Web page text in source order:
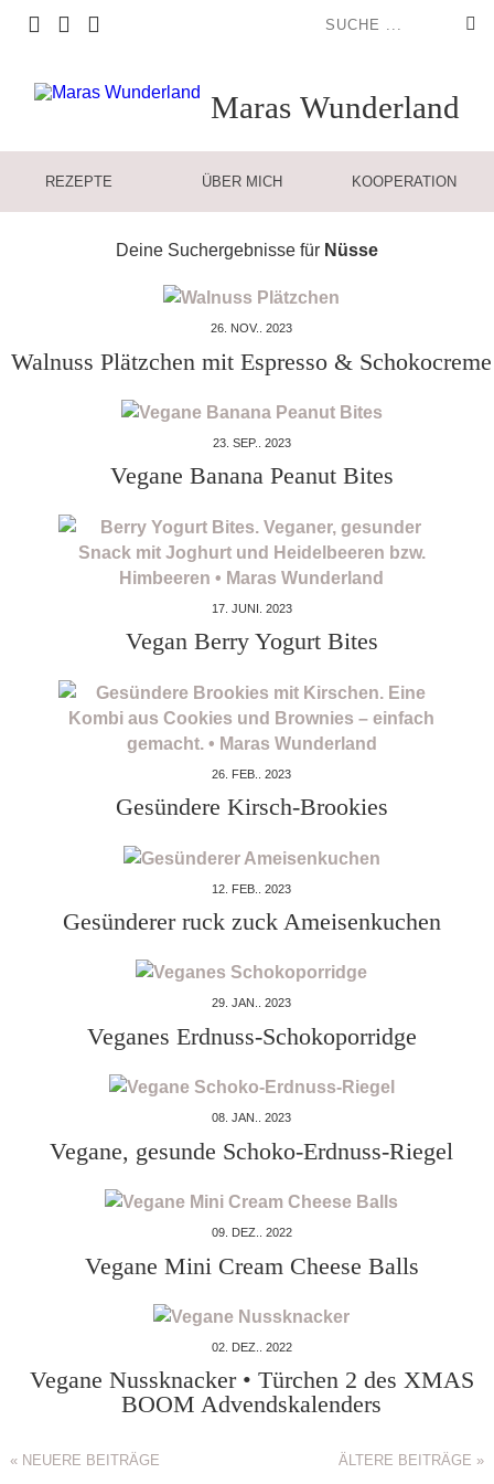
Maras Wunderland
REZEPTE ÜBER MICH KOOPERATION
Deine Suchergebnisse für Nüsse
26. NOV.. 2023
Walnuss Plätzchen mit Espresso & Schokocreme
23. SEP.. 2023
Vegane Banana Peanut Bites
17. JUNI. 2023
Vegan Berry Yogurt Bites
26. FEB.. 2023
Gesündere Kirsch-Brookies
12. FEB.. 2023
Gesünderer ruck zuck Ameisenkuchen
29. JAN.. 2023
Veganes Erdnuss-Schokoporridge
08. JAN.. 2023
Vegane, gesunde Schoko-Erdnuss-Riegel
09. DEZ.. 2022
Vegane Mini Cream Cheese Balls
02. DEZ.. 2022
Vegane Nussknacker • Türchen 2 des XMAS
BOOM Advendskalenders
« NEUERE BEITRÄGE ÄLTERE BEITRÄGE »